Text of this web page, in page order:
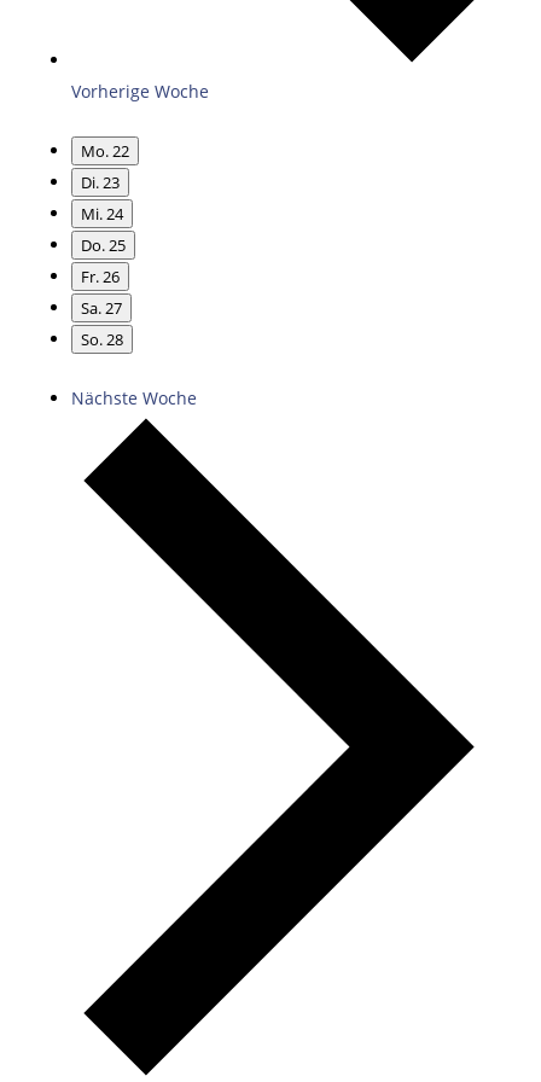
Vorherige Woche
Mo.22
Di.23
Mi.24
Do.25
Fr.26
Sa.27
So.28
Nächste Woche